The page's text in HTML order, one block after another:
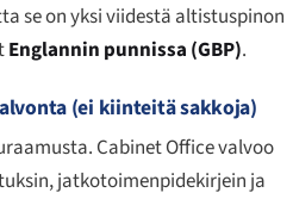
se on yksi viidestä altistuspinon
Englannin punnissa (GBP).
(ei kiinteitä sakkoja)
Cabinet Office valvoo
jatkotoimenpidekirjein ja